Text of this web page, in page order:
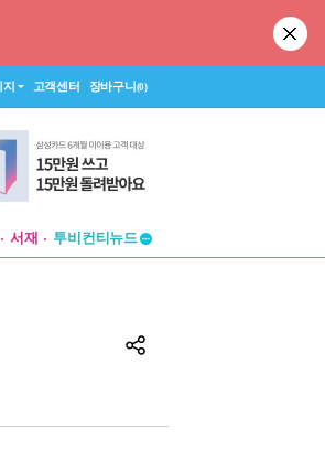
지 고객센터 장바구니(0)
서재
투비컨티뉴드